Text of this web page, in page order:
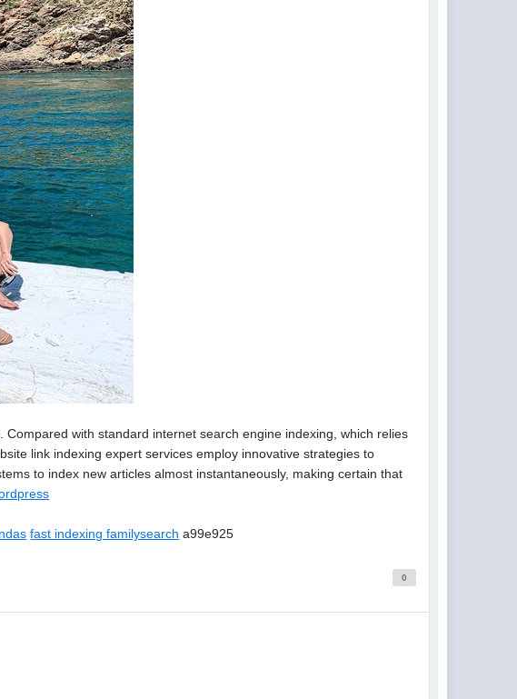
with standard internet search engine indexing, which relies
link indexing expert services employ innovative strategies to
to index new articles almost instantaneously, making certain that
fast indexing familysearch a99e925
0